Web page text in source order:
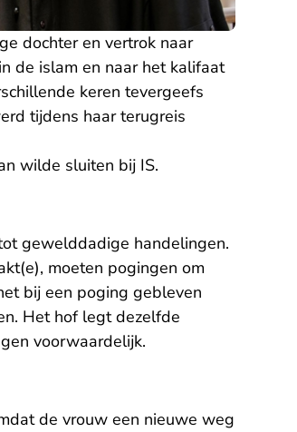
dochter en vertrok naar
de islam en naar het kalifaat
keren tevergeefs
tijdens haar terugreis
wilde sluiten bij IS.
gewelddadige handelingen.
moeten pogingen om
bij een poging gebleven
Het hof legt dezelfde
voorwaardelijk.
de vrouw een nieuwe weg